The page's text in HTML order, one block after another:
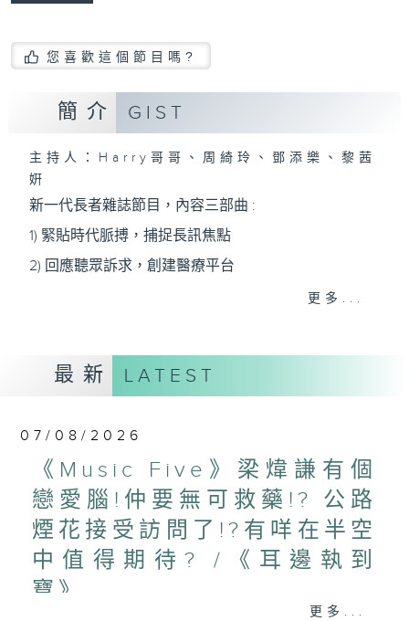
您喜歡這個節目嗎?
簡介 GIST
主持人：Harry哥哥、周綺玲、鄧添樂、黎茜
姸
新一代長者雜誌節目，內容三部曲 :
1) 緊貼時代脈搏，捕捉長訊焦點
2) 回應聽眾訴求，創建醫療平台
3) 暖流熱線 : 關顧長者心靈需要，透過電話1872312，
主持：Harry哥哥、周綺玲、鄧添樂、黎茜姸
編導：周綺玲、鄧添樂
監製：梁學曦
逢星期一至五，上午十時至下午一時，歡迎你！
更多...
最新 LATEST
07/08/2026
《Music Five》梁煒謙有個
戀愛腦!仲要無可救藥!? 公路
煙花接受訪問了!?有咩在半空
中值得期待? /《耳邊執到
寶》
更多...